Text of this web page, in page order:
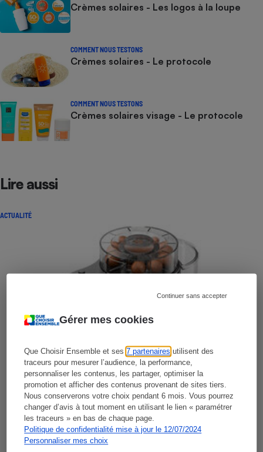
Gérer mes cookies
Que Choisir Ensemble et ses7 partenaires utilisent des
traceurs pour mesurer l’audience, la performance,
personnaliser les contenus, les partager, optimiser la
promotion et afficher des contenus provenant de sites tiers.
Nous conserverons votre choix pendant 6 mois. Vous pourrez
changer d’avis à tout moment en utilisant le lien « paramétrer
les traceurs » en bas de chaque page.
Politique de confidentialité mise à jour le 12/07/2024
Personnaliser mes choix
Continuer sans accepter
Crèmes solaires - Les logos à la loupe
COMMENT NOUS TESTONS
Crèmes solaires - Le protocole
COMMENT NOUS TESTONS
Crèmes solaires visage - Le protocole
Lire aussi
ACTUALITÉ